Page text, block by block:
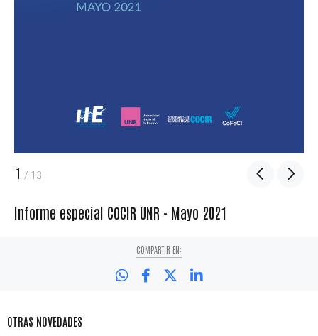
1 / 13
Informe especial COCIR UNR - Mayo 2021
COMPARTIR EN:
OTRAS NOVEDADES